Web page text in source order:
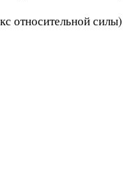
относительной